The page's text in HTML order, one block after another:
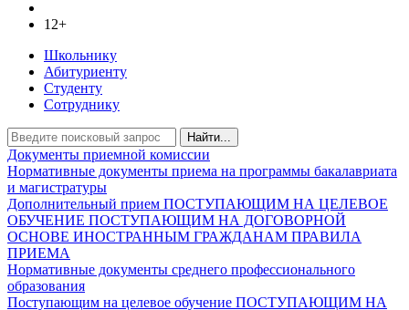
12+
Школьнику
Абитуриенту
Студенту
Сотруднику
Найти...
Документы приемной комиссии
Нормативные документы приема на программы бакалавриата
и магистратуры
Дополнительный прием ПОСТУПАЮЩИМ НА ЦЕЛЕВОЕ
ОБУЧЕНИЕ ПОСТУПАЮЩИМ НА ДОГОВОРНОЙ
ОСНОВЕ ИНОСТРАННЫМ ГРАЖДАНАМ ПРАВИЛА
ПРИЕМА
Нормативные документы среднего профессионального
образования
Поступающим на целевое обучение ПОСТУПАЮЩИМ НА